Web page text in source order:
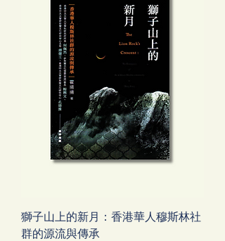
獅子山上的新月：香港華人穆斯林社
群的源流與傳承